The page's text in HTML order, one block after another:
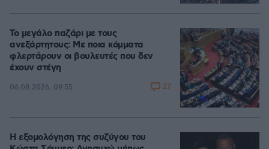
Το μεγάλο παζάρι με τους
ανεξάρτητους: Με ποια κόμματα
φλερτάρουν οι βουλευτές που δεν
έχουν στέγη
06.08.2026, 09:55 27
Η εξομολόγηση της συζύγου του